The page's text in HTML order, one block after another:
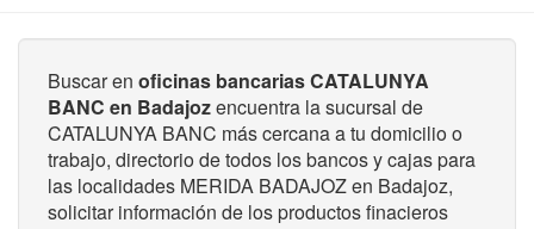
Buscar en oficinas bancarias CATALUNYA
BANC en Badajozencuentra la sucursal de
CATALUNYA BANC más cercana a tu domicilio o
trabajo, directorio de todos los bancos y cajas para
las localidades MERIDA BADAJOZ en Badajoz,
solicitar información de los productos finacieros